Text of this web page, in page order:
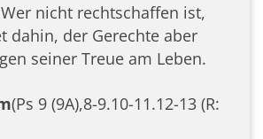
nicht rechtschaffen ist,
dahin, der Gerechte aber
seiner Treue am Leben.
(Ps 9 (9A),8-9.10-11.12-13 (R: